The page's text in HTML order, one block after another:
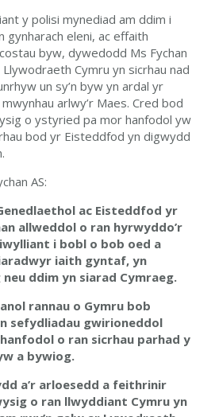
y polisi mynediad am ddim i
eleni, ac effaith
byw, dywedodd Ms Fychan
Cymru yn sicrhau nad
un sy’n byw yn ardal yr
arlwy’r Maes. Cred bod
o ystyried pa mor hanfodol yw
bod yr Eisteddfod yn digwydd
AS:
ac Eisteddfod yr
allweddol o ran hyrwyddo’r
i bobl o bob oed a
iaith gyntaf, yn
ddim yn siarad Cymraeg.
rannau o Gymru bob
sefydliadau gwirioneddol
o ran sicrhau parhad y
a bywiog.
a’r arloesedd a feithrinir
o ran llwyddiant Cymru yn